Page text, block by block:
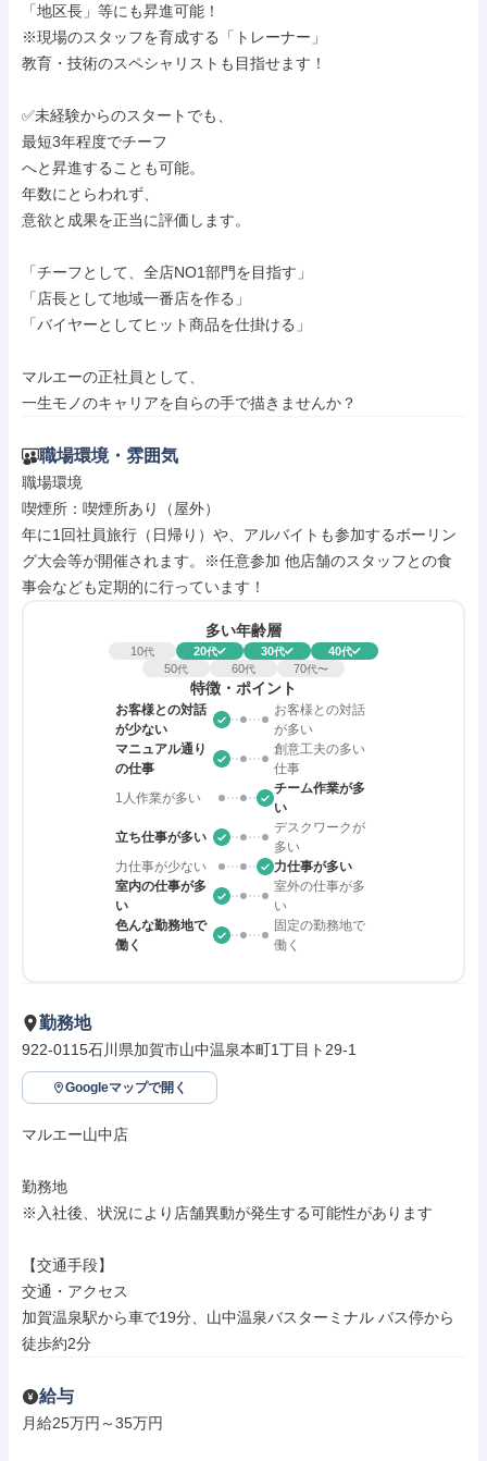
「地区長」等にも昇進可能！
※現場のスタッフを育成する「トレーナー」
教育・技術のスペシャリストも目指せます！
✅️未経験からのスタートでも、
最短3年程度でチーフ
へと昇進することも可能。
年数にとらわれず、
意欲と成果を正当に評価します。
「チーフとして、全店NO1部門を目指す」
「店長として地域一番店を作る」
「バイヤーとしてヒット商品を仕掛ける」
マルエーの正社員として、
一生モノのキャリアを自らの手で描きませんか？
職場環境・雰囲気
職場環境
喫煙所：喫煙所あり（屋外）
年に1回社員旅行（日帰り）や、アルバイトも参加するボーリン
グ大会等が開催されます。※任意参加 他店舗のスタッフとの食
事会なども定期的に行っています！
多い年齢層
10代 20代 30代 40代
50代 60代 70代〜
特徴・ポイント
お客様との対話
が少ない
お客様との対話
が多い
マニュアル通り
の仕事
創意工夫の多い
仕事
1人作業が多い
チーム作業が多
い
立ち仕事が多い
デスクワークが
多い
力仕事が少ない
力仕事が多い
室内の仕事が多
い
室外の仕事が多
い
色んな勤務地で
働く
固定の勤務地で
働く
勤務地
922-0115石川県加賀市山中温泉本町1丁目ト29-1
Googleマップで開く
マルエー山中店
勤務地
※入社後、状況により店舗異動が発生する可能性があります
【交通手段】
交通・アクセス
加賀温泉駅から車で19分、山中温泉バスターミナル バス停から
徒歩約2分
給与
月給25万円～35万円